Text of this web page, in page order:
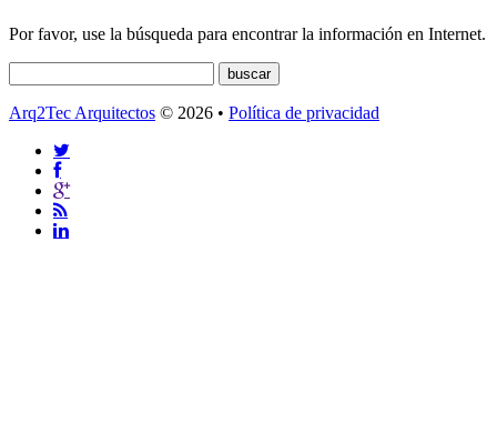
Por favor, use la búsqueda para encontrar la información en Internet.
Arq2Tec Arquitectos © 2026 • Política de privacidad